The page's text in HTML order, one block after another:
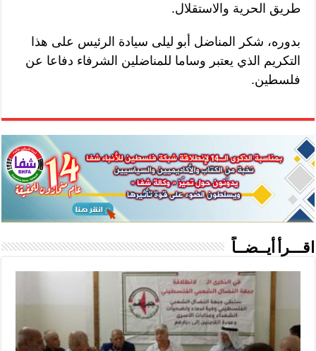
طريق الحرية والاستقلال.
بدوره، شكر المناضل أبو ليلى سيادة الرئيس على هذا
التكريم الذي يعتبر وساما للمناضلين الشرفاء دفاعا عن
فلسطين.
اقـــرأ أيــضــاً